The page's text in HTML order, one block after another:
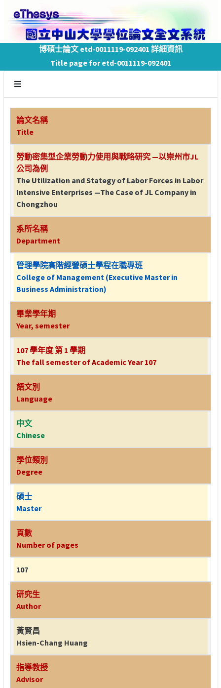
博碩士論文 etd-0011119-092401 詳細資訊
Title page for etd-0011119-092401
論文名稱
Title
勞動密集型企業勞動力使用與戰略研究 —以崇州市JL
公司為例
The Utilization and Stategy of Labor Forces in Labor
Intensive Enterprises —The Case of JL Company in
Chongzhou
系所名稱
Department
管理學院高階經營碩士學程在職專班
College of Management (Executive Master in
Business Administration)
畢業學年期
Year, semester
107 學年度 第 1 學期
The fall semester of Academic Year 107
語文別
Language
中文
Chinese
學位類別
Degree
碩士
Master
頁數
Number of pages
107
研究生
Author
黃賢昌
Hsien-Chang Huang
指導教授
Advisor